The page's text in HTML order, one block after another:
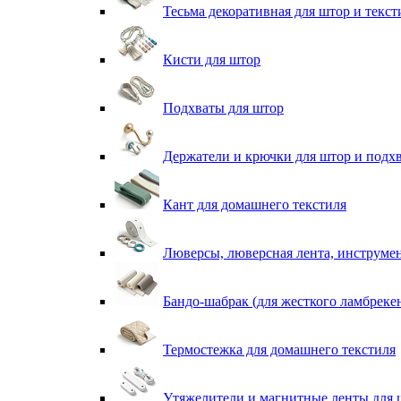
Тесьма декоративная для штор и
Кисти для штор
Подхваты для штор
Держатели и крючки для штор и
Кант для домашнего текстиля
Люверсы, люверсная лента,
Бандо-шабрак (для жесткого
Термостежка для домашнего текстиля
Утяжелители и магнитные ленты для